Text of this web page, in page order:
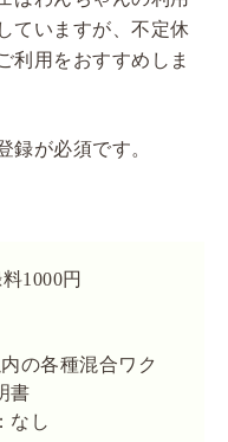
ていますが、不定休
利用をおすすめしま
が必須です。
1000円
の各種混合ワク
書
なし